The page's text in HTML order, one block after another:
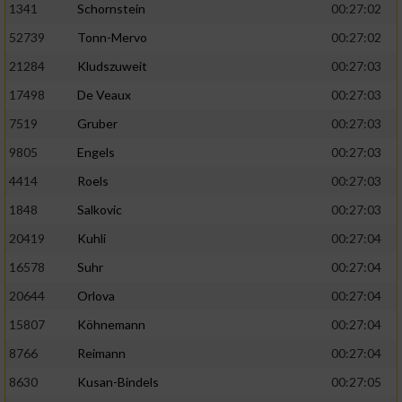
1341
Schornstein
00:27:02
52739
Tonn-Mervo
00:27:02
21284
Kludszuweit
00:27:03
17498
De Veaux
00:27:03
7519
Gruber
00:27:03
9805
Engels
00:27:03
4414
Roels
00:27:03
1848
Salkovic
00:27:03
20419
Kuhli
00:27:04
16578
Suhr
00:27:04
20644
Orlova
00:27:04
15807
Köhnemann
00:27:04
8766
Reimann
00:27:04
8630
Kusan-Bindels
00:27:05